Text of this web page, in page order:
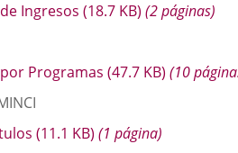
Ingresos (18.7 KB) (2 páginas)
Programas (47.7 KB) (10
(11.1 KB) (1 página)